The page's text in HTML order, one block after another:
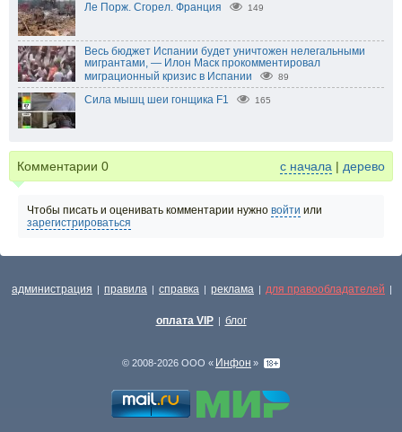
Ле Порж. Сгорел. Франция 149
Весь бюджет Испании будет уничтожен нелегальными
мигрантами, — Илон Маск прокомментировал
миграционный кризис в Испании
89
Сила мышц шеи гонщика F1 165
Комментарии 0 с начала | дерево
Чтобы писать и оценивать комментарии нужно войти или
зарегистрироваться
администрация | правила | справка | реклама | для правообладателей |
оплата VIP | блог
© 2008-2026 ООО « Инфон »